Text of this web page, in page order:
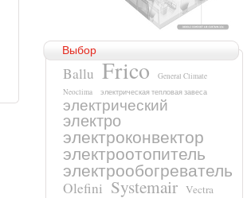
Выбор
Ballu Frico
General Climate
Neoclima
электрическая тепловая завеса
электрический
электро
электроконвектор
электроотопитель
электрообогреватель
Olefini Systemair Vectra